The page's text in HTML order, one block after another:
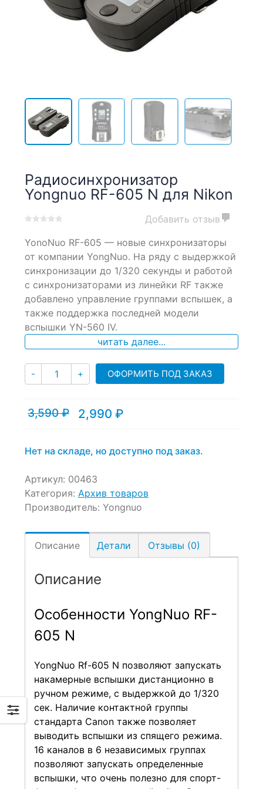
Радиосинхронизатор
Yongnuo RF-605 N для Nikon
out
on
customer
ratings
Добавить отзыв
YonoNuo RF-605 — новые синхронизаторы
от компании YongNuo. На ряду с выдержкой
синхронизации до 1/320 секунды и работой
с синхронизаторами из линейки RF также
добавлено управление группами вспышек, а
также поддержка последней модели
вспышки YN-560 IV.
читать далее...
- Количество
+ ОФОРМИТЬ ПОД ЗАКАЗ
3,590₽
Первоначальная
3,590 ₽.
2,990 ₽
Текущая
Нет на складе, но доступно под заказ.
Артикул: 00463
Категория: Архив товаров
Производитель: Yongnuo
Описание Детали Отзывы (0)
Описание
Особенности YongNuo RF-
605 N
YongNuo Rf-605 N позволяют запускать
накамерные вспышки дистанционно в
ручном режиме, с выдержкой до 1/320
сек. Наличие контактной группы
стандарта Canon также позволяет
выводить вспышки из спящего режима.
16 каналов в 6 независимых группах
позволяют запускать определенные
вспышки, что очень полезно для спорт-